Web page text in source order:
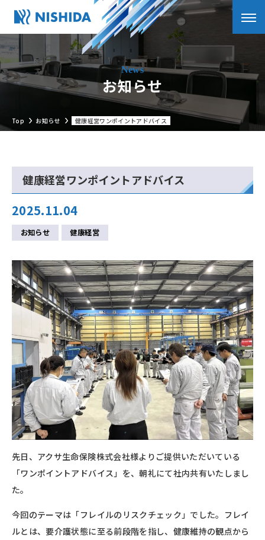
お知らせ
Top お知らせ 健康経営ワンポイントアドバイス
健康経営ワンポイントアドバイス
2025.11.04
お知らせ 健康経営
先日、アクサ生命保険株式会社様よりご提供いただいている
「ワンポイントアドバイス」を、朝礼にて社内共有いたしまし
た。
今回のテーマは「フレイルのリスクチェック」でした。フレイ
ルとは、要介護状態に至る前段階を指し、健康維持の観点から